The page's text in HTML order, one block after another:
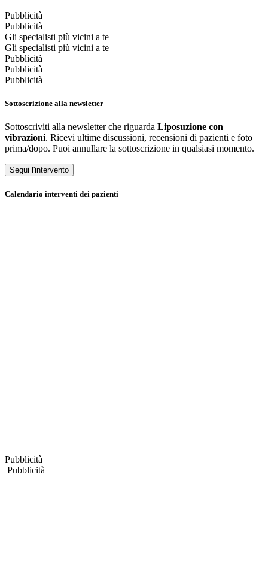
Pubblicità
Pubblicità
Gli specialisti più vicini a te
Gli specialisti più vicini a te
Pubblicità
Pubblicità
Pubblicità
Sottoscrizione alla newsletter
Sottoscriviti alla newsletter che riguarda Liposuzione con
vibrazioni. Ricevi ultime discussioni, recensioni di pazienti e foto
prima/dopo. Puoi annullare la sottoscrizione in qualsiasi momento.
Segui l'intervento
Calendario interventi dei pazienti
Pubblicità
Pubblicità